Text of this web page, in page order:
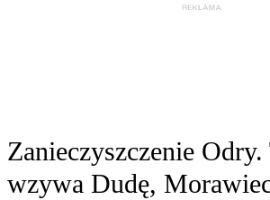
Zanieczyszczenie Odry.
wzywa Dudę,